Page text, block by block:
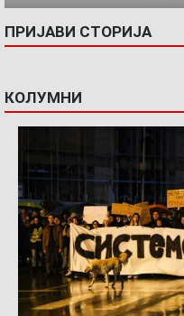
ПРИЈАВИ СТОРИЈА
КОЛУМНИ